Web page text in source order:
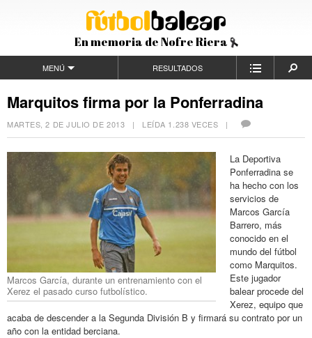
En memoria de Nofre Riera
MENÚ RESULTADOS
Marquitos firma por la Ponferradina
MARTES, 2 DE JULIO DE 2013 | LEÍDA 1.238 VECES |
Marcos García, durante un entrenamiento con el
Xerez el pasado curso futbolístico.
La Deportiva
Ponferradina se
ha hecho con los
servicios de
Marcos García
Barrero, más
conocido en el
mundo del fútbol
como Marquitos.
Este jugador
balear procede del
Xerez, equipo que
acaba de descender a la Segunda División B y firmará su contrato por un
año con la entidad berciana.